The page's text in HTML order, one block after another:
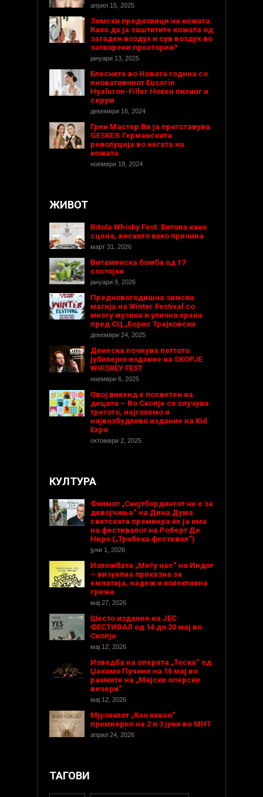
април 15, 2025
Зимски предизвици на кожата:
Како да ја заштитите кожата од
загаден воздух и сув воздух во
затворени простории?
јануари 13, 2025
Блеснете во Новата година со
иновативниот Eucerin
Hyaluron-Filler Ноќен пилинг и
серум
декември 16, 2024
Грин Мастер Ви ја претставува
GESKE® Германската
револуција во негата на
кожата
ноември 18, 2024
ЖИВОТ
Bitola Whisky Fest: Битола како
сцена, вискито како причина
март 31, 2026
Витаминска бомба од 17
состојки
јануари 9, 2026
Предновогодишнa зимска
магија на Winter Festival со
многу музика и улична храна
пред СЦ „Борис Трајковски
декември 24, 2025
Денеска почнува петтото
јубилејно издание на SKOPJE
WHISKEY FEST
ноември 6, 2025
Овој викенд е посветен на
децата – Во Скопје се случува
третото, најголемо и
највозбудливо издание на Kid
Expo
октомври 2, 2025
КУЛТУРА
Филмот „Скејтбордингот не е за
девојчиња“ на Дина Дума
светската премиера ќе ја има
на фестивалот на Роберт Де
Ниро („Трибека фестивал“)
јуни 1, 2026
Изложбата „Меѓу нас“ на Индог
– визуелна приказна за
емпатија, надеж и колективна
грижа
мај 27, 2026
Шесто издание на ЈЕС
ФЕСТИВАЛ од 14 до 20 мај во
Скопје
мај 12, 2026
Изведба на операта „Тоска“ од
Џакомо Пучини на 16 мај во
рамките на „Мајски оперски
вечери“
мај 12, 2026
Мјузиклот „Као какао“
премиерно на 2 и 3 јуни во МНТ
април 24, 2026
ТАГОВИ